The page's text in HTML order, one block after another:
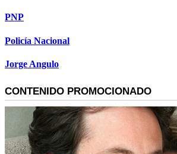
PNP
Policía Nacional
Jorge Angulo